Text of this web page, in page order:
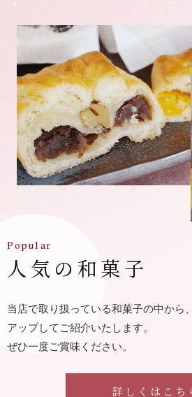
Popular
⼈気の和菓⼦
当店で取り扱っている和菓⼦の中から
アップしてご紹介いたします。
ぜひ⼀度ご賞味ください。
詳しくはこち